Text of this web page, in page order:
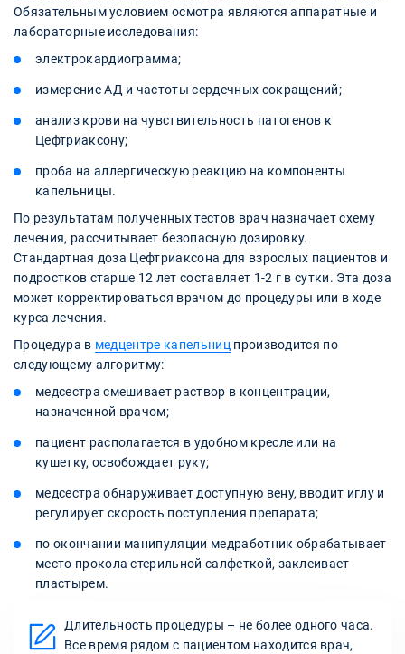
Обязательным условием осмотра являются аппаратные и
лабораторные исследования:
электрокардиограмма;
измерение АД и частоты сердечных сокращений;
анализ крови на чувствительность патогенов к
Цефтриаксону;
проба на аллергическую реакцию на компоненты
капельницы.
По результатам полученных тестов врач назначает схему
лечения, рассчитывает безопасную дозировку.
Стандартная доза Цефтриаксона для взрослых пациентов и
подростков старше 12 лет составляет 1-2 г в сутки. Эта доза
может корректироваться врачом до процедуры или в ходе
курса лечения.
Процедура в медцентре капельниц производится по
следующему алгоритму:
медсестра смешивает раствор в концентрации,
назначенной врачом;
пациент располагается в удобном кресле или на
кушетку, освобождает руку;
медсестра обнаруживает доступную вену, вводит иглу и
регулирует скорость поступления препарата;
по окончании манипуляции медработник обрабатывает
место прокола стерильной салфеткой, заклеивает
пластырем.
Длительность процедуры – не более одного часа.
Все время рядом с пациентом находится врач,